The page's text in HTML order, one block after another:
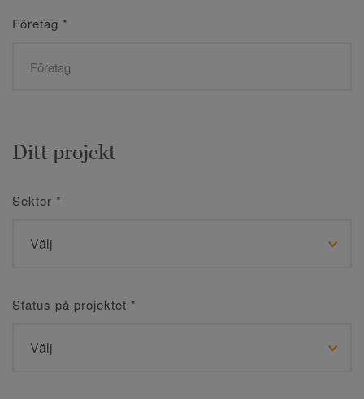
Företag *
Ditt projekt
Sektor *
Status på projektet *